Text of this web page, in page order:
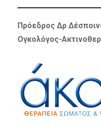
Πρόεδρος Δρ
Ογκολόγος-